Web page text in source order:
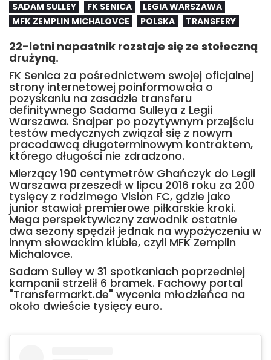
SADAM SULLEY FK SENICA
LEGIA WARSZAWA
MFK ZEMPLIN MICHALOVCE
POLSKA TRANSFERY
22-letni napastnik rozstaje się ze stołeczną
drużyną.
FK Senica za pośrednictwem swojej oficjalnej
strony internetowej poinformowała o
pozyskaniu na zasadzie transferu
definitywnego Sadama Sulleya z Legii
Warszawa. Snajper po pozytywnym przejściu
testów medycznych związał się z nowym
pracodawcą długoterminowym kontraktem,
którego długości nie zdradzono.
Mierzący 190 centymetrów Ghańczyk do Legii
Warszawa przeszedł w lipcu 2016 roku za 200
tysięcy z rodzimego Vision FC, gdzie jako
junior stawiał premierowe piłkarskie kroki.
Mega perspektywiczny zawodnik ostatnie
dwa sezony spędził jednak na wypożyczeniu w
innym słowackim klubie, czyli MFK Zemplin
Michalovce.
Sadam Sulley w 31 spotkaniach poprzedniej
kampanii strzelił 6 bramek. Fachowy portal
"Transfermarkt.de" wycenia młodzieńca na
około dwieście tysięcy euro.